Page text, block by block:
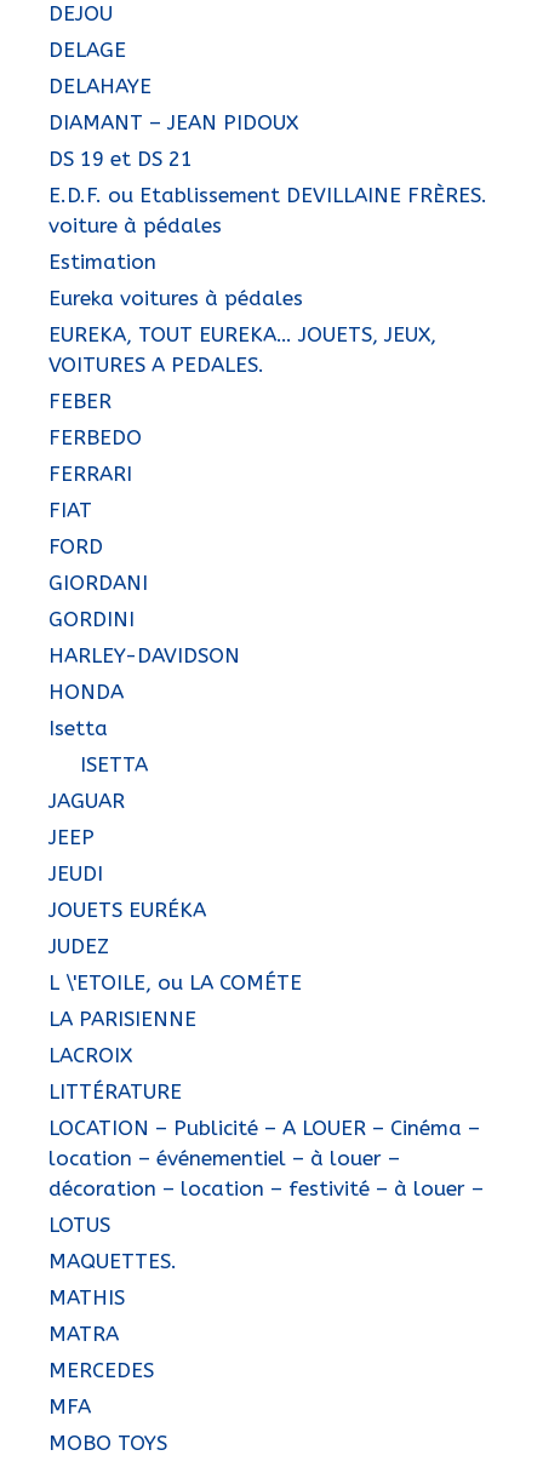
DEJOU
DELAGE
DELAHAYE
DIAMANT – JEAN PIDOUX
DS 19 et DS 21
E.D.F. ou Etablissement DEVILLAINE FRÈRES.
voiture à pédales
Estimation
Eureka voitures à pédales
EUREKA, TOUT EUREKA… JOUETS, JEUX,
VOITURES A PEDALES.
FEBER
FERBEDO
FERRARI
FIAT
FORD
GIORDANI
GORDINI
HARLEY-DAVIDSON
HONDA
Isetta
ISETTA
JAGUAR
JEEP
JEUDI
JOUETS EURÉKA
JUDEZ
L \'ETOILE, ou LA COMÉTE
LA PARISIENNE
LACROIX
LITTÉRATURE
LOCATION – Publicité – A LOUER – Cinéma –
location – événementiel – à louer –
décoration – location – festivité – à louer –
LOTUS
MAQUETTES.
MATHIS
MATRA
MERCEDES
MFA
MOBO TOYS